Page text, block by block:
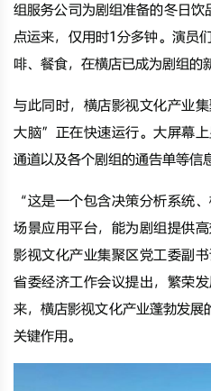
组服务公司为剧组准备的冬日
点运来，仅用时1分多钟。演员
啡、餐食，在横店已成为剧组的
与此同时，横店影视文化产业
大脑”正在快速运行。大屏幕
通道以及各个剧组的通告单等信
“这是一个包含决策分析系统
场景应用平台，能为剧组提供
影视文化产业集聚区党工委副
省委经济工作会议提出，繁荣
来，横店影视文化产业蓬勃发
关键作用。